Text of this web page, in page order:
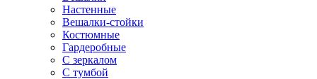
Настенные
Вешалки-стойки
Костюмные
Гардеробные
С зеркалом
С тумбой